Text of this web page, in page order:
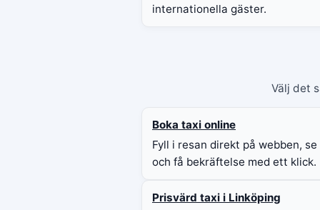
internationella gäster.
Välj det
Boka taxi online
Fyll i resan direkt på webben,
och få bekräftelse med ett klick.
Prisvärd taxi i Linköping